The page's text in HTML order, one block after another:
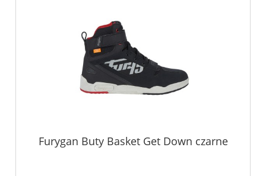
Furygan Buty Basket Get Down czarne